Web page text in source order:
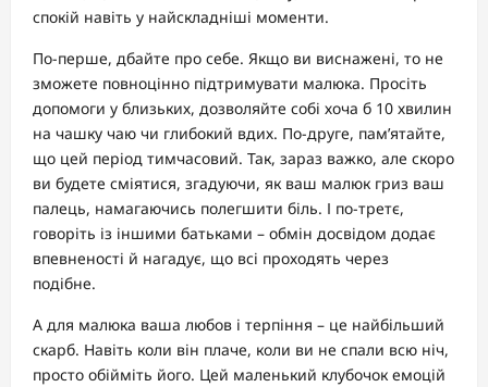
спокій навіть у найскладніші моменти.
По-перше, дбайте про себе. Якщо ви виснажені, то не
зможете повноцінно підтримувати малюка. Просіть
допомоги у близьких, дозволяйте собі хоча б 10 хвилин
на чашку чаю чи глибокий вдих. По-друге, пам’ятайте,
що цей період тимчасовий. Так, зараз важко, але скоро
ви будете сміятися, згадуючи, як ваш малюк гриз ваш
палець, намагаючись полегшити біль. І по-третє,
говоріть із іншими батьками – обмін досвідом додає
впевненості й нагадує, що всі проходять через
подібне.
А для малюка ваша любов і терпіння – це найбільший
скарб. Навіть коли він плаче, коли ви не спали всю ніч,
просто обійміть його. Цей маленький клубочок емоцій